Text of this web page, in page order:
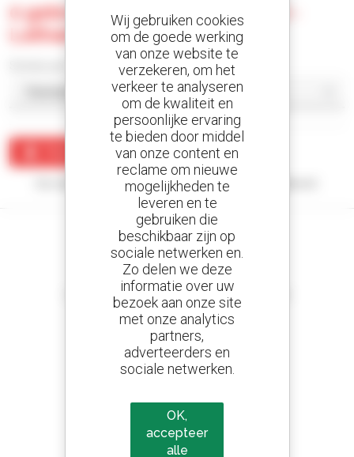
0 gebruikte machine bij Admar -
Latham
Maak een waarschuwing
Uw zoekopdracht heeft geen enkel resultaat opgeleverd.
Stel meldingen in
en ontvang advertenties van tweedehandsmaterieel
800 dealers
Wij gebruiken cookies
om de goede werking
van onze website te
verzekeren, om het
verkeer te analyseren
om de kwaliteit en
persoonlijke ervaring
te bieden door middel
van onze content en
reclame om nieuwe
mogelijkheden te
leveren en te
gebruiken die
beschikbaar zijn op
sociale netwerken en.
Zo delen we deze
informatie over uw
bezoek aan onze site
met onze analytics
partners,
adverteerders en
sociale netwerken.
OK,
accepteer
alle